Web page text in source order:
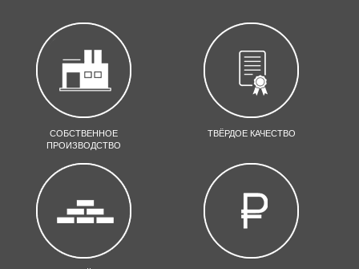
СОБСТВЕННОЕ
ПРОИЗВОДСТВО
ТВЁРДОЕ КАЧЕСТВО